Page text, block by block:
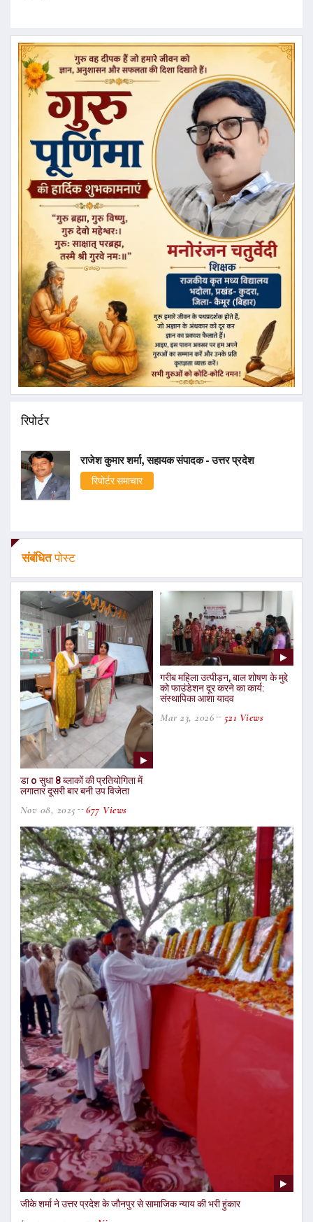
रिपोर्टर
राजेश कुमार शर्मा, सहायक संपादक - उत्तर प्रदेश
रिपोर्टर समाचार
संबंधितपोस्ट
डा o सुधा 8 ब्लाकों की प्रतियोगिता में
लगातार दूसरी बार बनी उप विजेता
Nov 08, 2025 677 Views
गरीब महिला उत्पीड़न, बाल शोषण के मुद्दे
को फाउंडेशन दूर करने का कार्य:
संस्थापिका आशा यादव
Mar 23, 2026 521 Views
जीके शर्मा ने उत्तर प्रदेश के जौनपुर से सामाजिक न्याय की भरी हुंकार